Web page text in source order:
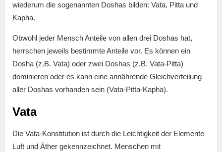
wiederum die sogenannten Doshas bilden: Vata, Pitta und
Kapha.
Obwohl jeder Mensch Anteile von allen drei Doshas hat,
herrschen jeweils bestimmte Anteile vor. Es können ein
Dosha (z.B. Vata) oder zwei Doshas (z.B. Vata-Pitta)
dominieren oder es kann eine annährende Gleichverteilung
aller Doshas vorhanden sein (Vata-Pitta-Kapha).
Vata
Die Vata-Konstitution ist durch die Leichtigkeit der Elemente
Luft und Äther gekennzeichnet. Menschen mit